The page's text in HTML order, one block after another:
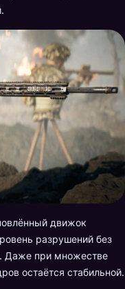
движок
разрушений без
Даже при множестве
остаётся стабильной.